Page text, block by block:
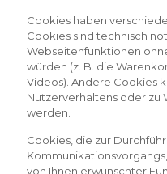
Cookies haben
Cookies sind technisch
Webseitenfunktionen
würden (z. B. die
Videos). Andere Cookies
Nutzerverhaltens oder
werden.
Cookies, die zur
von Ihnen erwünschter